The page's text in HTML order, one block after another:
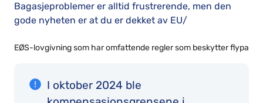
Bagasjeproblemer er alltid frustrerende, men den
gode nyheten er at du er dekket av EU/
EØS-lovgivning som har omfattende regler som beskytter
I oktober 2024 ble